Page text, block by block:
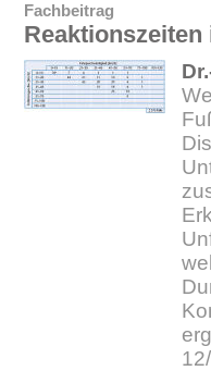
Fachbeitrag